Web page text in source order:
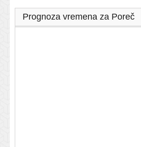
Prognoza vremena za Poreč